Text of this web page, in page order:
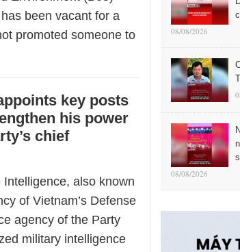
been vacant for a
promoted someone to
key posts
his power
chief
also known
of Vietnam’s Defense
agency of the Party
military intelligence
08/08/2026
08/08/2026